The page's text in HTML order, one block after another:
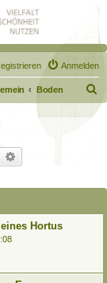
Anmelden
Boden
u
Suche
Hortus